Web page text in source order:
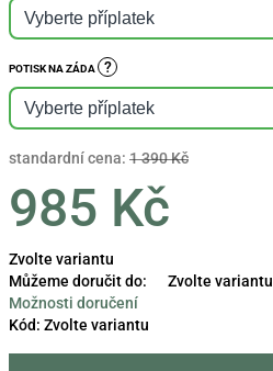
POTISK NA ZÁDA ?
standardní cena: 1 390 Kč
985 Kč
Měrná
cena:
Zvolte variantu
Můžeme doručit do:
Zvolte variantu
Možnosti doručení
Kód: Zvolte variantu